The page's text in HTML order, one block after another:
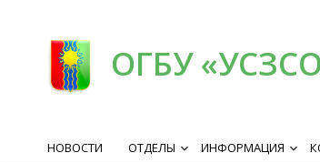
ОГБУ
НОВОСТИ ОТДЕЛЫ keyboard_arrow_down ИНФОРМАЦИЯ keyboard_arrow_down